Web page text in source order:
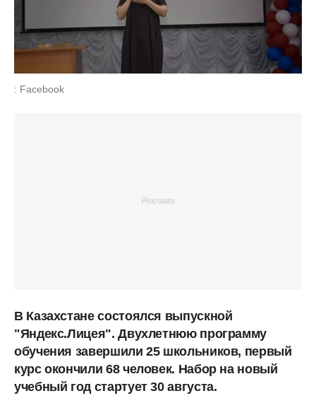
: Facebook
В Казахстане состоялся выпускной
"Яндекс.Лицея". Двухлетнюю программу
обучения завершили 25 школьников, первый
курс окончили 68 человек. Набор на новый
учебный год стартует 30 августа.